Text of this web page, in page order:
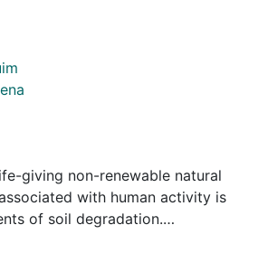
giving non-renewable natural
with human activity is
of soil degradation.
most abundant group of soil